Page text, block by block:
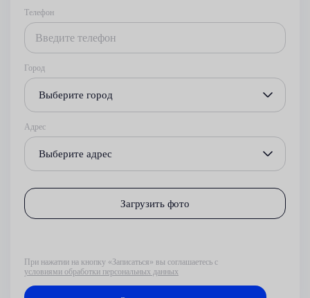
Телефон
Город
Выберите город
Адрес
Выберите адрес
Загрузить фото
При нажатии на кнопку «Записаться» вы соглашаетесь с
условиями обработки персональных данных